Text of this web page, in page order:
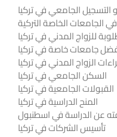
التسجيل الجامعي في تركيا
الجامعات الخاصة التركية
للزواج المدني في تركيا
جامعات خاصة في تركيا
الزواج المدني في تركيا
السكن الجامعي في تركيا
القبولات الجامعية في تركيا
المنح الدراسية في تركيا
عن الدراسة في اسطنبول
تأسيس الشركات في تركيا